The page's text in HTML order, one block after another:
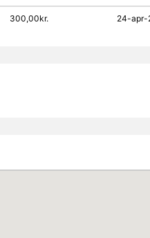
300,00kr. 24-apr-